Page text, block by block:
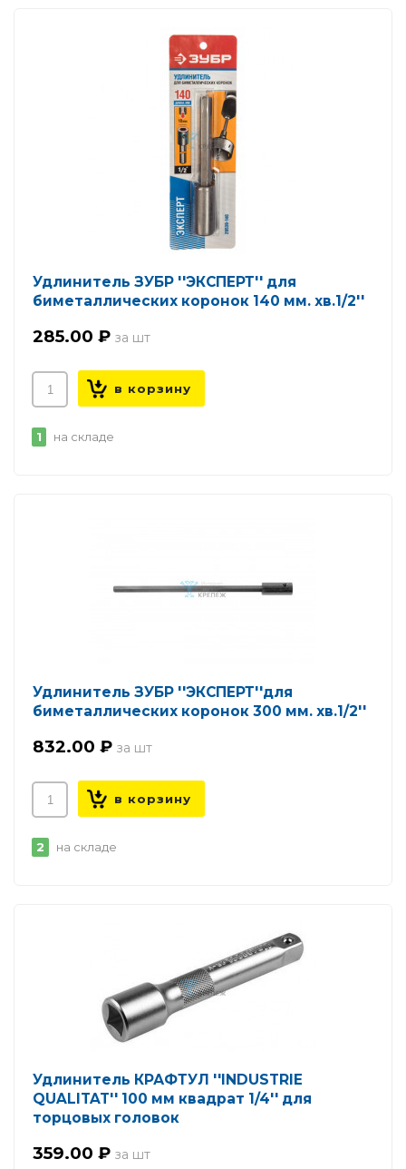
Удлинитель ЗУБР ''ЭКСПЕРТ'' для
биметаллических коронок 140 мм. хв.1/2''
285.00 ₽
1 на складе
Удлинитель ЗУБР ''ЭКСПЕРТ''для
биметаллических коронок 300 мм. хв.1/2''
832.00 ₽
2 на складе
Удлинитель КРАФТУЛ ''INDUSTRIE
QUALITAT'' 100 мм квадрат 1/4'' для
торцовых головок
359.00 ₽